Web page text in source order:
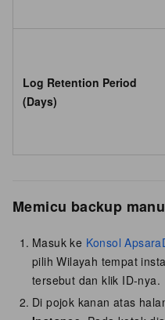
Log Retention Period
(Days)
Memicu backup
Masuk ke Konsol
pilih Wilayah tempat
tersebut dan klik ID-nya.
Di pojok kanan atas